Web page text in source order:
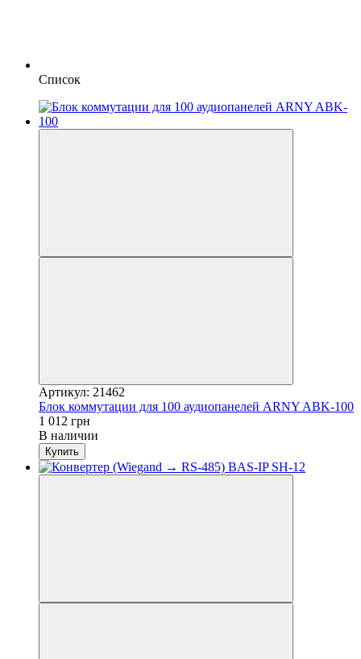
Список
Артикул: 21462
Блок коммутации для 100 аудиопанелей ARNY ABK-100
1 012 грн
В наличии
Купить